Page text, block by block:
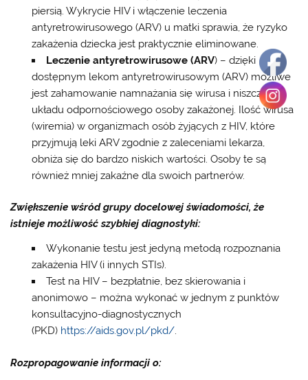
piersią. Wykrycie HIV i włączenie leczenia
antyretrowirusowego (ARV) u matki sprawia, że ryzyko
zakażenia dziecka jest praktycznie eliminowane.
Leczenie antyretrowirusowe (ARV) – dzięki
dostępnym lekom antyretrowirusowym (ARV) możliwe
jest zahamowanie namnażania się wirusa i niszczenia
układu odpornościowego osoby zakażonej. Ilość wirusa
(wiremia) w organizmach osób żyjących z HIV, które
przyjmują leki ARV zgodnie z zaleceniami lekarza,
obniża się do bardzo niskich wartości. Osoby te są
również mniej zakaźne dla swoich partnerów.
Zwiększenie wśród grupy docelowej świadomości, że
istnieje możliwość szybkiej diagnostyki:
Wykonanie testu jest jedyną metodą rozpoznania
zakażenia HIV (i innych STIs).
Test na HIV – bezpłatnie, bez skierowania i
anonimowo – można wykonać w jednym z punktów
konsultacyjno-diagnostycznych
(PKD) https://aids.gov.pl/pkd/.
Rozpropagowanie informacji o: